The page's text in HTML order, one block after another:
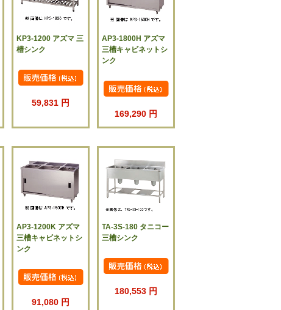
KP3-1200 アズマ 三
槽シンク
59,831 円
AP3-1800H アズマ
三槽キャビネットシ
ンク
169,290 円
AP3-1200K アズマ
三槽キャビネットシ
ンク
91,080 円
TA-3S-180 タニコー
三槽シンク
180,553 円